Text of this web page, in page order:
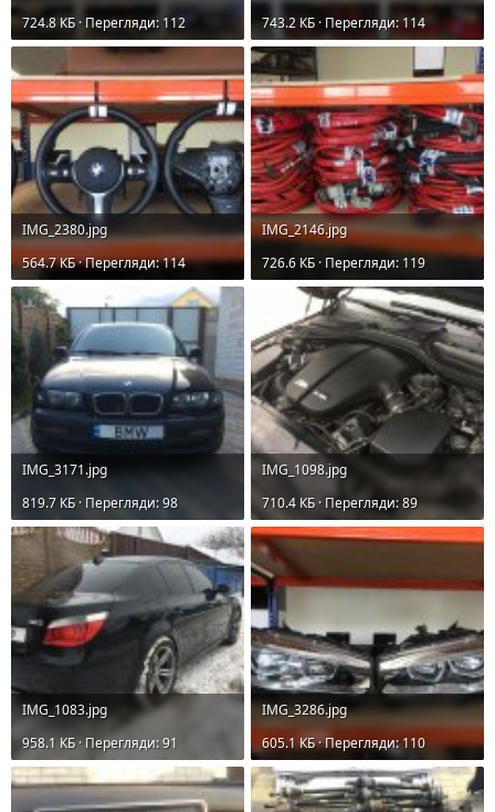
724.8 КБ · Перегляди: 112
743.2 КБ · Перегляди: 114
IMG_2380.jpg
564.7 КБ · Перегляди: 114
IMG_2146.jpg
726.6 КБ · Перегляди: 119
IMG_3171.jpg
819.7 КБ · Перегляди: 98
IMG_1098.jpg
710.4 КБ · Перегляди: 89
IMG_1083.jpg
958.1 КБ · Перегляди: 91
IMG_3286.jpg
605.1 КБ · Перегляди: 110